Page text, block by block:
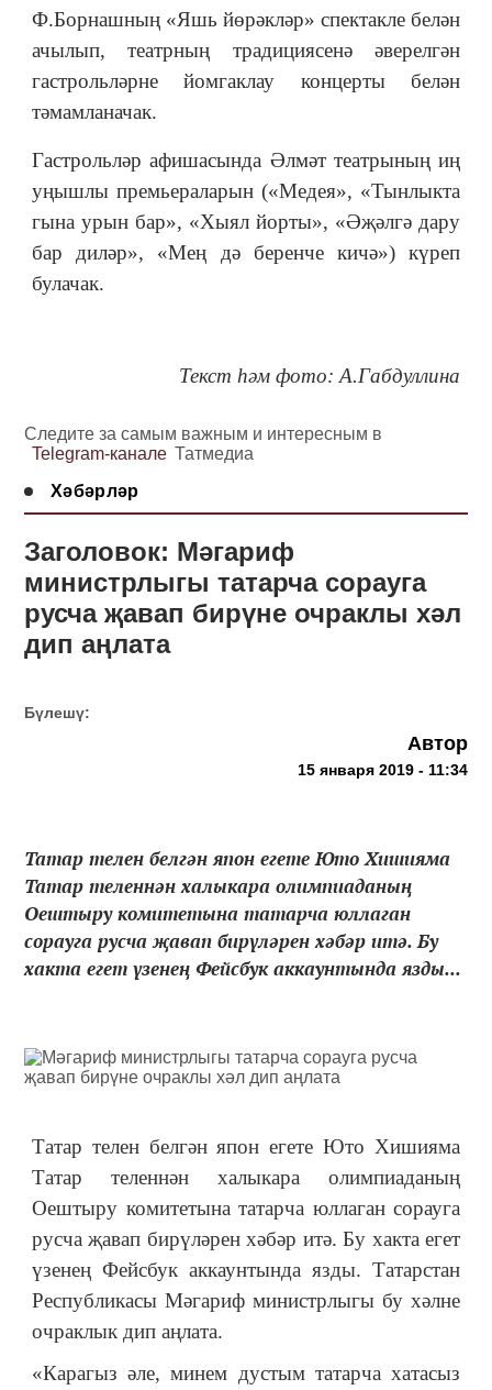
Ф.Борнашның «Яшь йөрәкләр» спектакле белән
ачылып, театрның традициясенә әверелгән
гастрольләрне йомгаклау концерты белән
тәмамланачак.
Гастрольләр афишасында Әлмәт театрының иң
уңышлы премьераларын («Медея», «Тынлыкта
гына урын бар», «Хыял йорты», «Әҗәлгә дару
бар диләр», «Мең дә беренче кичә») күреп
булачак.
Текст һәм фото: А.Габдуллина
Следите за самым важным и интересным в
Telegram-канале Татмедиа
Хәбәрләр
Заголовок: Мәгариф
министрлыгы татарча сорауга
русча җавап бирүне очраклы хәл
дип аңлата
Бүлешү:
Автор
15 января 2019 - 11:34
Татар телен белгән япон егете Юто Хишияма
Татар теленнән халыкара олимпиаданың
Оештыру комитетына татарча юллаган
сорауга русча җавап бирүләрен хәбәр итә. Бу
хакта егет үзенең Фейсбук аккаунтында язды...
Татар телен белгән япон егете Юто Хишияма
Татар теленнән халыкара олимпиаданың
Оештыру комитетына татарча юллаган сорауга
русча җавап бирүләрен хәбәр итә. Бу хакта егет
үзенең Фейсбук аккаунтында язды. Татарстан
Республикасы Мәгариф министрлыгы бу хәлне
очраклык дип аңлата.
«Карагыз әле, минем дустым татарча хатасыз